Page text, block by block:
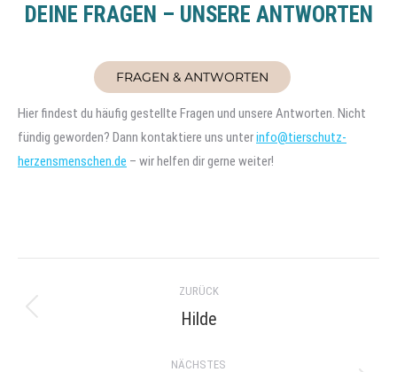
DEINE FRAGEN – UNSERE ANTWORTEN
FRAGEN & ANTWORTEN
Hier findest du häufig gestellte Fragen und unsere Antworten. Nicht
fündig geworden? Dann kontaktiere uns unterinfo@tierschutz-
herzensmenschen.de – wir helfen dir gerne weiter!
navigation
ZURÜCK
Previous
Hilde
NÄCHSTES